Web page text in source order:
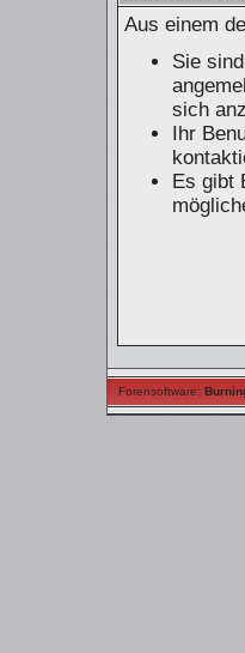
Aus einem
Sie
sich
Ihr
Es gibt
Forensoftware: